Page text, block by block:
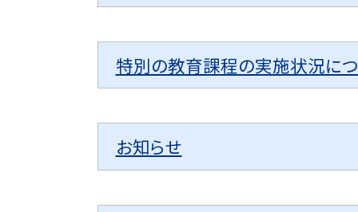
特別の教育課程の実施状況に
お知らせ